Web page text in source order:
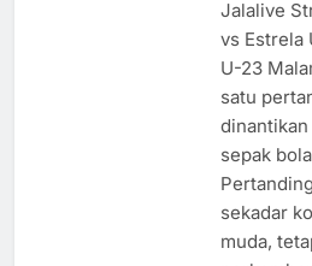
Jalalive
vs Estrela
U-23
satu
sepak
sekadar
muda,